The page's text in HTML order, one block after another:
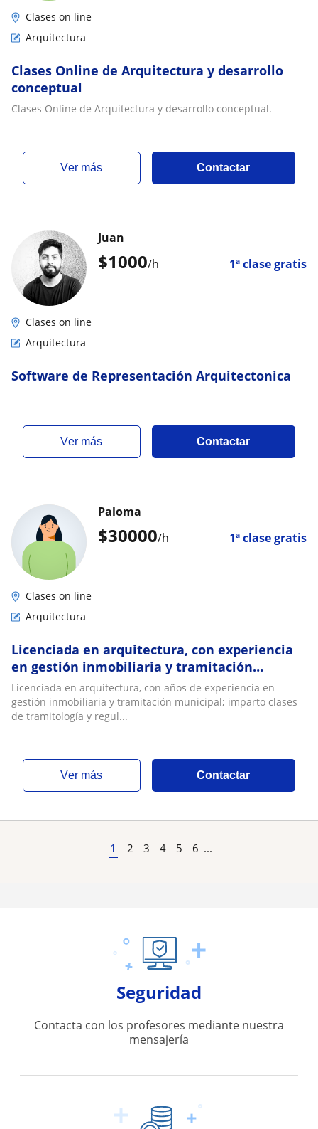
Clases on line
Arquitectura
Clases Online de Arquitectura y desarrollo
conceptual
Clases Online de Arquitectura y desarrollo conceptual.
ver más Contactar
$1000/h 1ª clase gratis
Juan
Clases on line
Arquitectura
Software de Representación Arquitectonica
ver más Contactar
$30000/h 1ª clase gratis
Paloma
Clases on line
Arquitectura
Licenciada en arquitectura, con experiencia
en gestión inmobiliaria y tramitación
municipal
Licenciada en arquitectura, con años de experiencia en
gestión inmobiliaria y tramitación municipal; imparto clases
de tramitología y regul...
ver más Contactar
1 2 3 4 5 6 ...
Seguridad
Contacta con los profesores mediante nuestra
mensajería